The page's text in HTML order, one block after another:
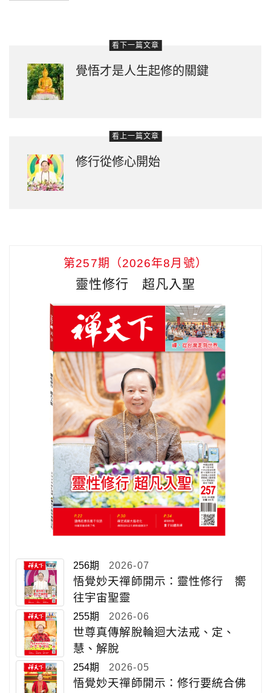
看下一篇文章
覺悟才是人生起修的關鍵
看上一篇文章
修行從修心開始
第257期（2026年8月號）
靈性修行 超凡入聖
256期 2026-07
悟覺妙天禪師開示：靈性修行 嚮
往宇宙聖靈
255期 2026-06
世尊真傳解脫輪迴大法戒、定、
慧、解脫
254期 2026-05
悟覺妙天禪師開示：修行要統合佛